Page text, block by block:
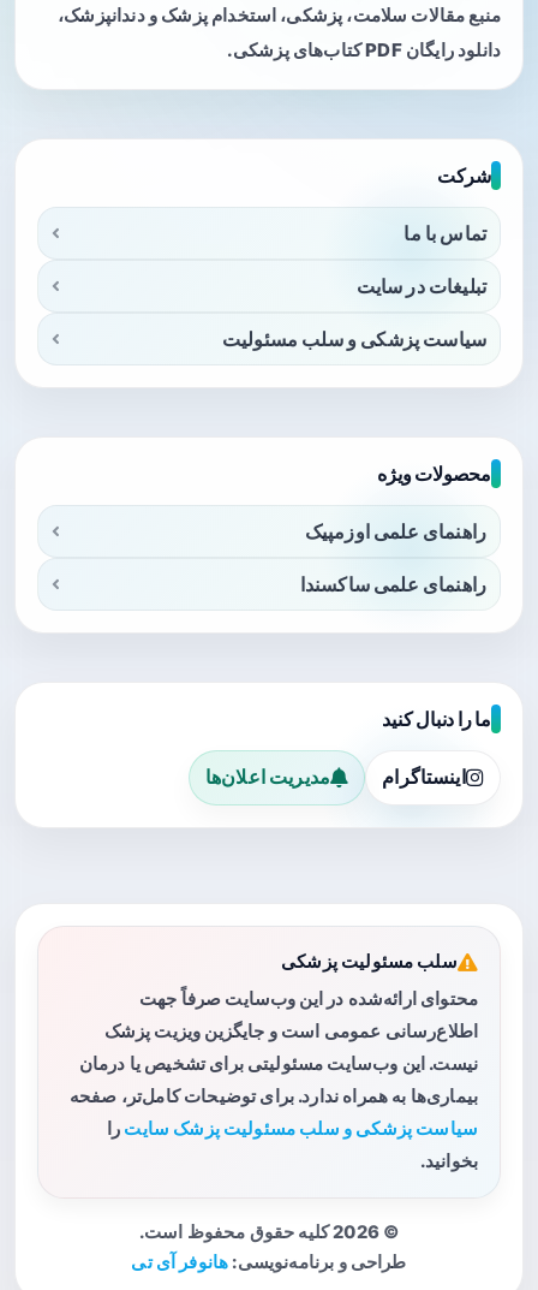
منبع مقالات سلامت، پزشکی، استخدام پزشک و دندانپزشک،
دانلود رایگان PDF کتاب‌های پزشکی.
شرکت
تماس با ما
تبلیغات در سایت
سیاست پزشکی و سلب مسئولیت
محصولات ویژه
راهنمای علمی اوزمپیک
راهنمای علمی ساکسندا
ما را دنبال کنید
اینستاگرام مدیریت اعلان‌ها
سلب مسئولیت پزشکی
محتوای ارائه‌شده در این وب‌سایت صرفاً جهت
اطلاع‌رسانی عمومی است و جایگزین ویزیت پزشک
نیست. این وب‌سایت مسئولیتی برای تشخیص یا درمان
بیماری‌ها به همراه ندارد. برای توضیحات کامل‌تر، صفحه
سیاست پزشکی و سلب مسئولیت پزشک سایت را
بخوانید.
© 2026 کلیه حقوق محفوظ است.
طراحی و برنامه‌نویسی: هانوفر آی تی